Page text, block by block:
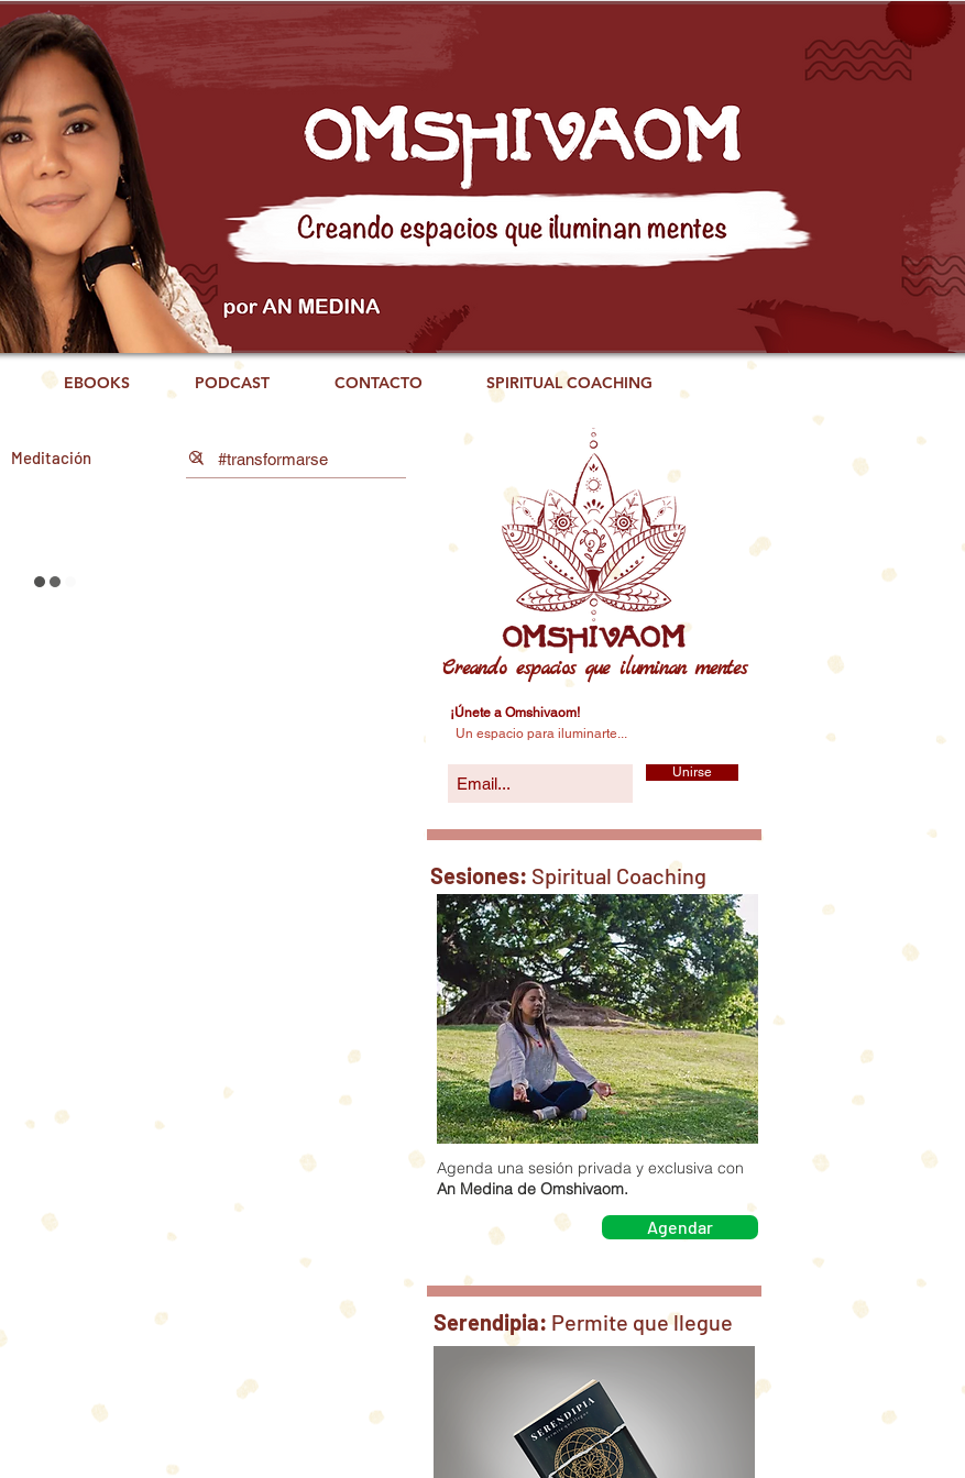
EBOOKS PODCAST CONTACTO SPIRITUAL COACHING
Meditación
Creando espacios que iluminan mentes
¡Únete a Omshivaom!
Un espacio para iluminarte...
Unirse
Sesiones: Spiritual Coaching
Agenda una sesión privada y exclusiva con
An Medina de Omshivaom.
Agendar
Serendipia: Permite que llegue